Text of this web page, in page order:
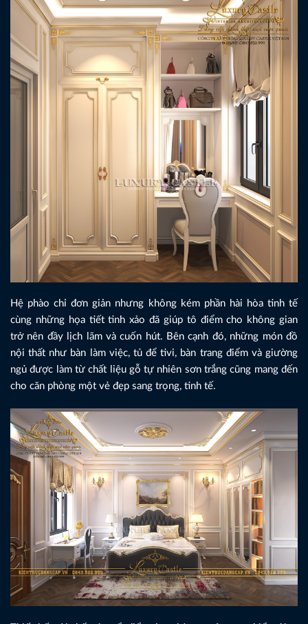
Hệ phào chỉ đơn giản nhưng không kém phần hài hòa tinh tế
cùng những họa tiết tinh xảo đã giúp tô điểm cho không gian
trở nên đầy lịch lãm và cuốn hút. Bên cạnh đó, những món đồ
nội thất như bàn làm việc, tủ để tivi, bàn trang điểm và giường
ngủ được làm từ chất liệu gỗ tự nhiên sơn trắng cũng mang đến
cho căn phòng một vẻ đẹp sang trọng, tinh tế.